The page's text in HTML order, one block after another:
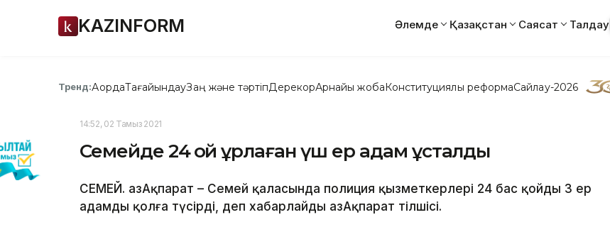
KAZINFORM Әлемде Қазақстан Саясат Талдау
Тренд:АқордаТағайындауЗаң және тәртіпДерекқорАрнайы жобаКонституциялық реформаСайлау-2026
14:52, 02 Тамыз 2021
Семейде 24 қой ұрлаған үш ер адам ұсталды
СЕМЕЙ. ҚазАқпарат – Семей қаласында полиция қызметкерлері 24 бас қойды 3 ер
адамды қолға түсірді, деп хабарлайды ҚазАқпарат тілшісі.